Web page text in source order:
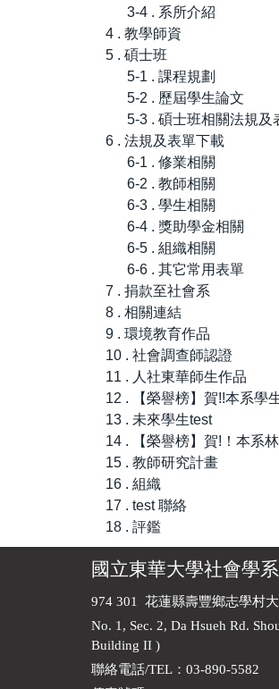
3-4 . 系所介紹
4 . 教學師資
5 . 碩士班
5-1 . 課程規劃
5-2 . 歷屆學生論文
5-3 . 碩士班相關法規及
6 . 法規及表單下載
6-1 . 修業相關
6-2 . 教師相關
6-3 . 學生相關
6-4 . 獎助學金相關
6-5 . 組織相關
6-6 . 其它常用表單
7 . 捐款至社會系
8 . 相關連結
9 . 環境教育作品
10 . 社會調查師認證
11 . 人社東華師生作品
12 . 【榮譽榜】賀!!本系學
13 . 未來學生test
14 . 【榮譽榜】賀!！本系
15 . 教師研究計畫
16 . 組織
17 . test 聯絡
18 . 評鑑
國立東華大學社會學系
974 301 花蓮縣壽豐鄉志學村
No. 1, Sec. 2, Da Hsueh Rd.
Building II )
聯絡電話/TEL：03-890-5582